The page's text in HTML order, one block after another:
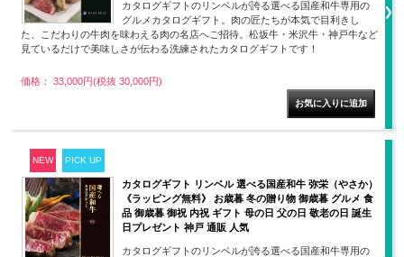
カタログギフトのリンベルが誇る選べる国産和牛専用の
グルメカタログギフト。肉の匠たちが本気で目利きし
た、こだわりの牛肉を味わえる肉の名店へご招待。松坂牛・米沢牛・神戸牛など
見ているだけで美味しさが伝わる洗練されたカタログギフトです！
価格： 33,000円(税抜 30,000円)
NEW PICK UP
カタログギフト リンベル 選べる国産和牛 弥栄（やさか）
《ラッピング無料》 お歳暮 冬の贈り物 御歳暮 グルメ 食
品 御歳暮 御祝 内祝 ギフト 母の日 父の日 敬老の日 誕生
日プレゼント 神戸 通販 人気
カタログギフトのリンベルが誇る選べる国産和牛専用の